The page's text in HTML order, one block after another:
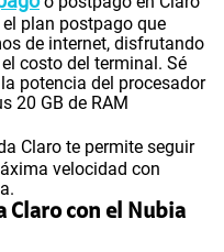
plan postpago que
de internet, disfrutando
costo del terminal. Sé
potencia del procesador
20 GB de RAM
Claro te permite seguir
velocidad con
Claro con el Nubia